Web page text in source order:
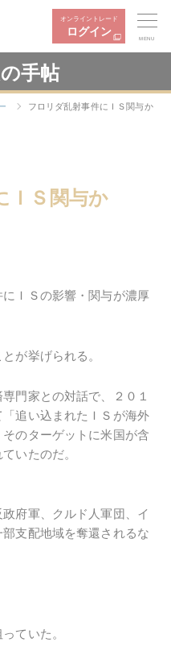
オンライントレード
ログイン
MENU
手帖
フロリダ乱射事件にＩＳ関与か
ＩＳ関与か
ＩＳの影響・関与が濃厚
が挙げられる。
門家との対話で、２０１
追い込まれたＩＳが海外
のターゲットに米国が含
いたのだ。
府軍、クルド人軍団、イ
支配地域を奪還されるな
ていた。